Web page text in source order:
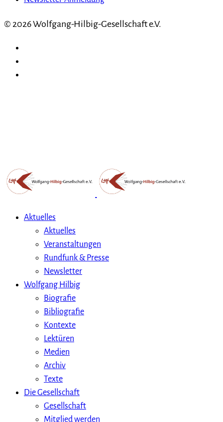
© 2026 Wolfgang-Hilbig-Gesellschaft e.V.
Aktuelles
Aktuelles
Veranstaltungen
Rundfunk & Presse
Newsletter
Wolfgang Hilbig
Biografie
Bibliografie
Kontexte
Lektüren
Medien
Archiv
Texte
Die Gesellschaft
Gesellschaft
Mitglied werden